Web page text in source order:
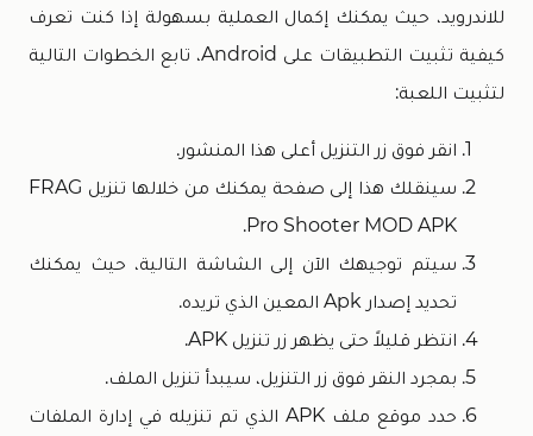
للاندرويد، حيث يمكنك إكمال العملية بسهولة إذا كنت تعرف
كيفية تثبيت التطبيقات على Android، تابع الخطوات التالية
لتثبيت اللعبة:
انقر فوق زر التنزيل أعلى هذا المنشور.
سينقلك هذا إلى صفحة يمكنك من خلالها تنزيل FRAG
Pro Shooter MOD APK.
سيتم توجيهك الآن إلى الشاشة التالية، حيث يمكنك
تحديد إصدار Apk المعين الذي تريده.
انتظر قليلاً حتى يظهر زر تنزيل APK.
بمجرد النقر فوق زر التنزيل، سيبدأ تنزيل الملف.
حدد موقع ملف APK الذي تم تنزيله في إدارة الملفات